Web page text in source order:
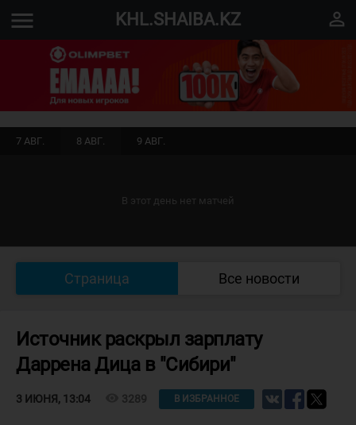
menu KHL.SHAIBA.KZ perm_identity
7 АВГ. 8 АВГ. 9 АВГ.
В этот день нет матчей
Страница Все новости
Источник раскрыл зарплату
Даррена Дица в "Сибири"
3 ИЮНЯ, 13:04 3289 В ИЗБРАННОЕ